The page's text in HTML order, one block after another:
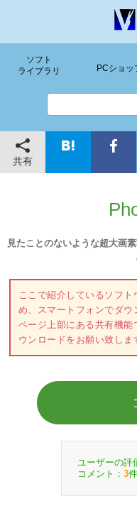
ソフト
ライブラリ
PCショッ
共有
見たことのないような超大画
ここで紹介しているソフ
め、スマートフォンでダウ
ページ上部にある共有機
ウンロードをお願い致しま
ユーザーの評
コメント： 3件